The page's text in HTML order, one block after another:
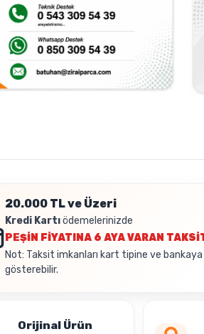
20.000 TL ve Üzeri
Kredi Kartıödemelerinizde
PEŞİN FİYATINA 6 AYA VARAN
Not: Taksit imkanları kart tipine ve
gösterebilir.
Orijinal Ürün